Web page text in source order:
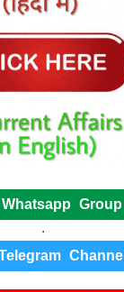
Group
.
Channel